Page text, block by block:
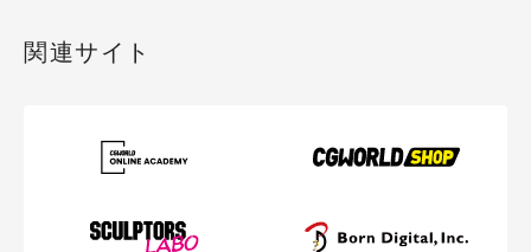
関連サイト